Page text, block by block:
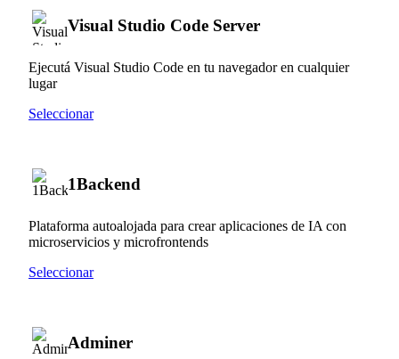
Visual Studio Code Server
Ejecutá Visual Studio Code en tu navegador en cualquier
lugar
Seleccionar
1Backend
Plataforma autoalojada para crear aplicaciones de IA con
microservicios y microfrontends
Seleccionar
Adminer